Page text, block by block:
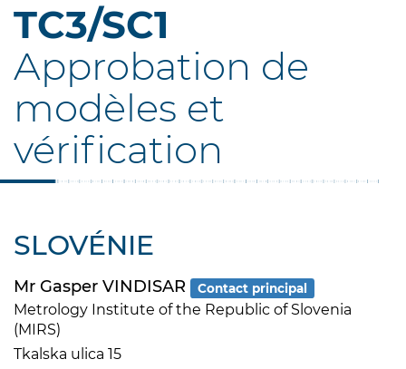
TC3/SC1
Approbation de
modèles et
vérification
SLOVÉNIE
Mr Gasper VINDISAR Contact principal
Metrology Institute of the Republic of Slovenia
(MIRS)
Tkalska ulica 15